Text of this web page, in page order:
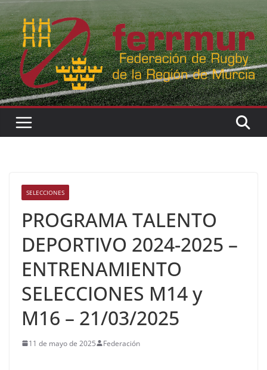
Skip
to
content
SELECCIONES
PROGRAMA TALENTO
DEPORTIVO 2024-2025 –
ENTRENAMIENTO
SELECCIONES M14 y
M16 – 21/03/2025
11 de mayo de 2025 Federación